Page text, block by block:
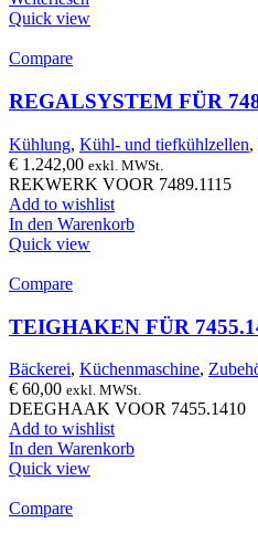
Quick view
Compare
REGALSYSTEM FÜR
Kühlung, Kühl- und tiefkühlzellen,
€ 1.242,00 exkl. MWSt.
REKWERK VOOR 7489.1115
Add to wishlist
In den Warenkorb
Quick view
Compare
TEIGHAKEN FÜR
Bäckerei, Küchenmaschine,
€ 60,00 exkl. MWSt.
DEEGHAAK VOOR 7455.1410
Add to wishlist
In den Warenkorb
Quick view
Compare